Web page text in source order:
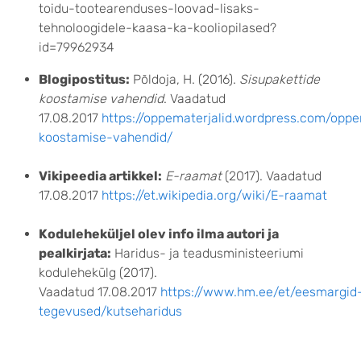
toidu-tootearenduses-loovad-lisaks-
tehnoloogidele-kaasa-ka-kooliopilased?
id=79962934
Blogipostitus: Põldoja, H. (2016). Sisupakettide
koostamise vahendid. Vaadatud
17.08.2017 https://oppematerjalid.wordpress.com/
koostamise-vahendid/
Vikipeedia artikkel: E-raamat(2017). Vaadatud
17.08.2017 https://et.wikipedia.org/wiki/E-raamat
Koduleheküljel olev info ilma autori ja
pealkirjata: Haridus- ja teadusministeeriumi
kodulehekülg (2017).
Vaadatud 17.08.2017 https://www.hm.ee/et/
tegevused/kutseharidus